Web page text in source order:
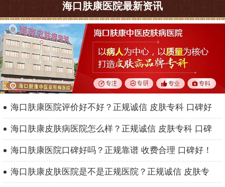
海口肤康医院最新资讯
海口肤康医院评价好不好？正规诚信 皮肤专科 口碑好
海口肤康皮肤病医院怎么样？正规诚信 皮肤专科 口碑
海口肤康医院口碑好吗？正规靠谱 收费合理 口碑好！
海口肤康皮肤医院是不是正规医院？正规诚信 皮肤专